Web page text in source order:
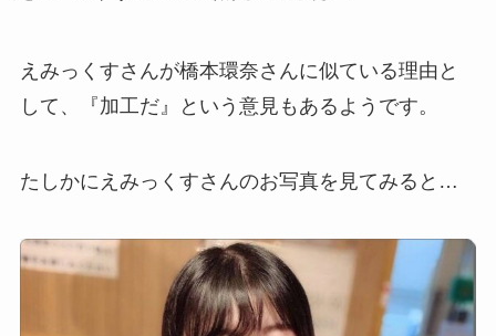
えみっくすさんが橋本環奈さんに似ている理由と
して、『加工だ』という意見もあるようです。
たしかにえみっくすさんのお写真を見てみると…